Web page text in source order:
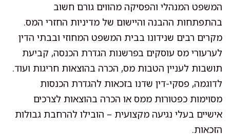
המשפט המנהלי והפסיקה מהווים גורם חשוב
בהתפתחות ההבנה והיישום של מדיניות החזרי המס.
מקרים רבים שנידונו בבית המשפט המחוזי ובבתי הדין
לערעורי מס עוסקים בפרשנות הגדרת הכנסה, קביעת
תושבות לעניין הטבות מס, הכרה בהוצאות חריגות ועוד.
לדוגמה, פסקי-דין שדנו בזכאות להגדרת הכנסות
מסוימות כפטורות ממס או הכרה בהוצאות לצרכים
אישיים בעלי נגיעה מקצועית – הובילו להרחבת גבולות
הזכאות.